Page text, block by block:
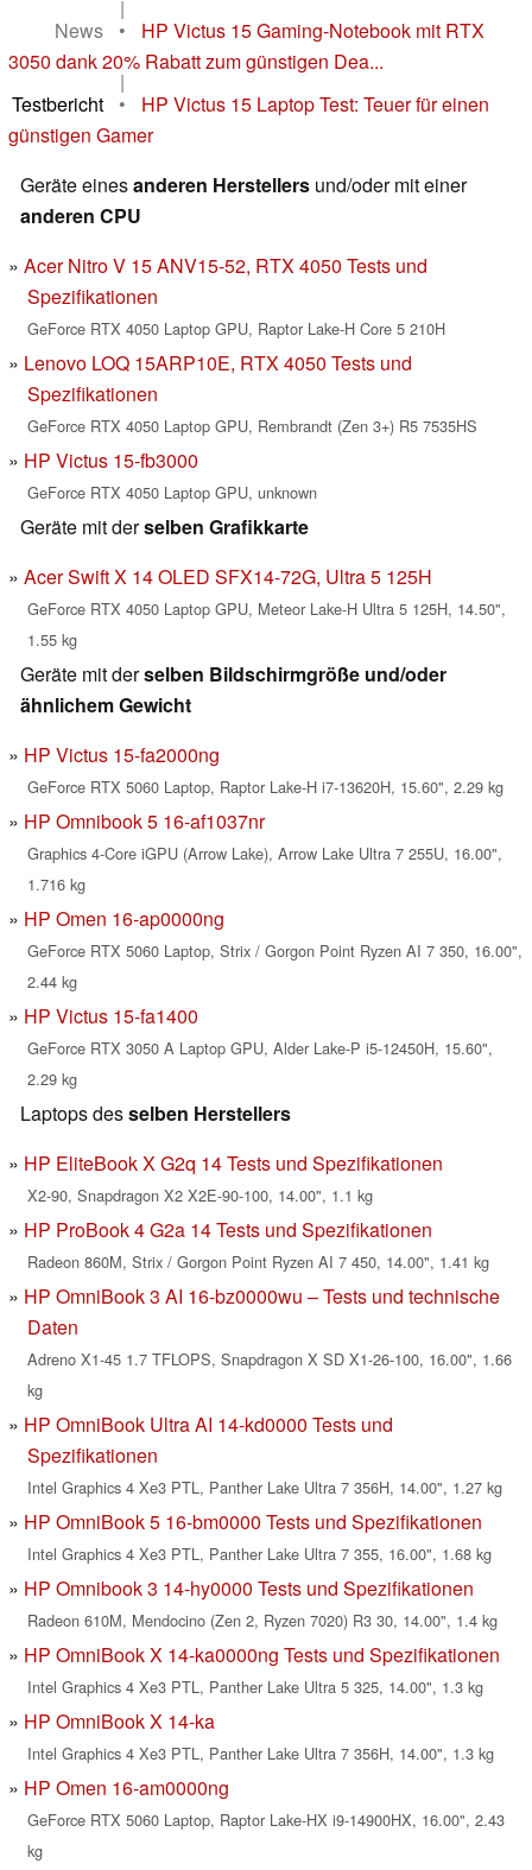
|
News
•
HP Victus 15 Gaming-Notebook mit RTX
3050 dank 20% Rabatt zum günstigen Dea...
|
Testbericht
•
HP Victus 15 Laptop Test: Teuer für einen
günstigen Gamer
Geräte einesanderen Herstellers und/oder mit einer
anderen CPU
Acer Nitro V 15 ANV15-52, RTX 4050 Tests und
Spezifikationen
GeForce RTX 4050 Laptop GPU, Raptor Lake-H Core 5 210H
Lenovo LOQ 15ARP10E, RTX 4050 Tests und
Spezifikationen
GeForce RTX 4050 Laptop GPU, Rembrandt (Zen 3+) R5 7535HS
HP Victus 15-fb3000
GeForce RTX 4050 Laptop GPU, unknown
Geräte mit derselben Grafikkarte
Acer Swift X 14 OLED SFX14-72G, Ultra 5 125H
GeForce RTX 4050 Laptop GPU, Meteor Lake-H Ultra 5 125H, 14.50",
1.55 kg
Geräte mit derselben Bildschirmgröße und/oder
ähnlichem Gewicht
HP Victus 15-fa2000ng
GeForce RTX 5060 Laptop, Raptor Lake-H i7-13620H, 15.60", 2.29 kg
HP Omnibook 5 16-af1037nr
Graphics 4-Core iGPU (Arrow Lake), Arrow Lake Ultra 7 255U, 16.00",
1.716 kg
HP Omen 16-ap0000ng
GeForce RTX 5060 Laptop, Strix / Gorgon Point Ryzen AI 7 350, 16.00",
2.44 kg
HP Victus 15-fa1400
GeForce RTX 3050 A Laptop GPU, Alder Lake-P i5-12450H, 15.60",
2.29 kg
Laptops desselben Herstellers
HP EliteBook X G2q 14 Tests und Spezifikationen
X2-90, Snapdragon X2 X2E-90-100, 14.00", 1.1 kg
HP ProBook 4 G2a 14 Tests und Spezifikationen
Radeon 860M, Strix / Gorgon Point Ryzen AI 7 450, 14.00", 1.41 kg
HP OmniBook 3 AI 16-bz0000wu – Tests und technische
Daten
Adreno X1-45 1.7 TFLOPS, Snapdragon X SD X1-26-100, 16.00", 1.66
kg
HP OmniBook Ultra AI 14-kd0000 Tests und
Spezifikationen
Intel Graphics 4 Xe3 PTL, Panther Lake Ultra 7 356H, 14.00", 1.27 kg
HP OmniBook 5 16-bm0000 Tests und Spezifikationen
Intel Graphics 4 Xe3 PTL, Panther Lake Ultra 7 355, 16.00", 1.68 kg
HP Omnibook 3 14-hy0000 Tests und Spezifikationen
Radeon 610M, Mendocino (Zen 2, Ryzen 7020) R3 30, 14.00", 1.4 kg
HP OmniBook X 14-ka0000ng Tests und Spezifikationen
Intel Graphics 4 Xe3 PTL, Panther Lake Ultra 5 325, 14.00", 1.3 kg
HP OmniBook X 14-ka
Intel Graphics 4 Xe3 PTL, Panther Lake Ultra 7 356H, 14.00", 1.3 kg
HP Omen 16-am0000ng
GeForce RTX 5060 Laptop, Raptor Lake-HX i9-14900HX, 16.00", 2.43
kg